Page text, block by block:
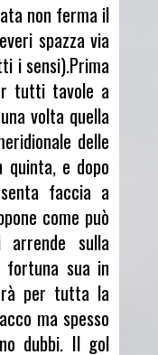
non ferma il
spazza via
i sensi).Prima
tutti tavole a
volta quella
delle
e dopo
faccia a
come può
arrende sulla
fortuna sua in
per tutta la
ma spesso
dubbi. Il gol